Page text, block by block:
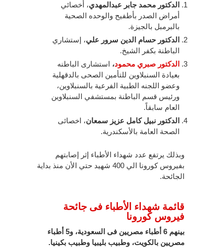
الدكتور محمد جابر عبدالمهدي، أخصائي
أمراض الصدر بأطفيح والوحده الصحية
بالبرمبل بالجيزة.
الدكتور حسام الدين سرور علي، إستشاري
الباطنة بكفر الشيخ.
الدكتور صبري محمود، استشارى الباطنه
بعيادة السنبلاوين للتأمين الصحى بالدقهلية
وعضو اللجنه الطبية الفرعية بالسنبلاوين،
ورئيس قسم الباطنة بمستشفي السنبلاوين
العام سابقاً.
الدكتور نبيل كامل عزيز سمعان، اخصائى
الصحة العامة بالأسكندرية.
وبذلك يرتفع عدد شهداء الأطباء إثر إصابتهم
بفيروس كورونا الي 400 شهيد حتي الأن منذ بداية
الجائحة.
قائمة شهداء الأطباء فى جائحة
فيروس كورونا
بينهم 6 أطباء مصريين فى السعودية، و5 أطباء
مصريين بالكويت، وطبيب بليبيا وطبيب بكينيا.